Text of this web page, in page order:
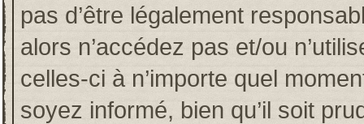
pas d’être légalement
alors n’accédez pas et/ou
celles-ci à n’importe quel
soyez informé, bien qu’il soit